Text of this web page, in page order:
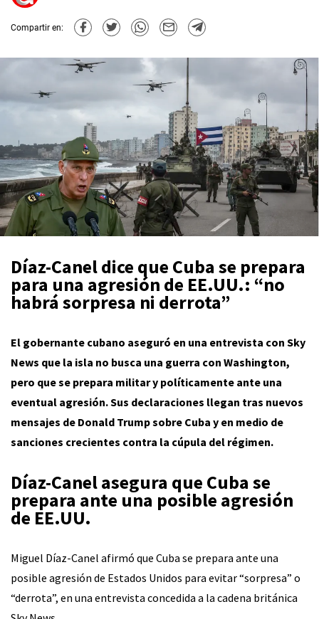
Compartir en:
Díaz-Canel dice que Cuba se prepara
para una agresión de EE.UU.: “no
habrá sorpresa ni derrota”
El gobernante cubano aseguró en una entrevista con Sky
News que la isla no busca una guerra con Washington,
pero que se prepara militar y políticamente ante una
eventual agresión. Sus declaraciones llegan tras nuevos
mensajes de Donald Trump sobre Cuba y en medio de
sanciones crecientes contra la cúpula del régimen.
Díaz-Canel asegura que Cuba se
prepara ante una posible agresión
de EE.UU.
Miguel Díaz-Canel afirmó que Cuba se prepara ante una
posible agresión de Estados Unidos para evitar “sorpresa” o
“derrota”, en una entrevista concedida a la cadena británica